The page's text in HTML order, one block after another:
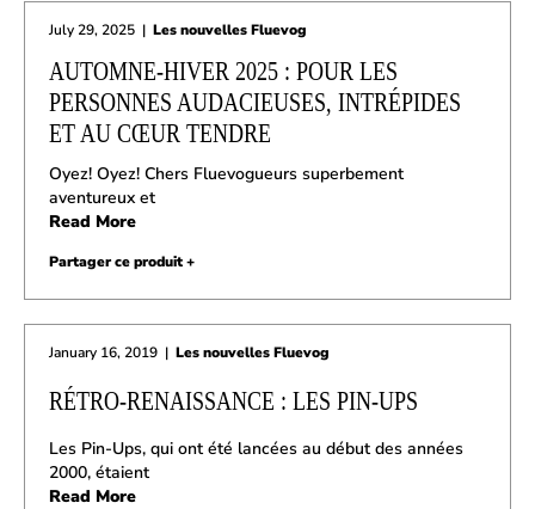
July 29, 2025 | Les nouvelles Fluevog
AUTOMNE-HIVER 2025 : POUR LES
PERSONNES AUDACIEUSES, INTRÉPIDES
ET AU CŒUR TENDRE
Oyez! Oyez! Chers Fluevogueurs superbement
aventureux et
Read More
Partager ce produit +
January 16, 2019 | Les nouvelles Fluevog
RÉTRO-RENAISSANCE : LES PIN-UPS
Les Pin-Ups, qui ont été lancées au début des années
2000, étaient
Read More